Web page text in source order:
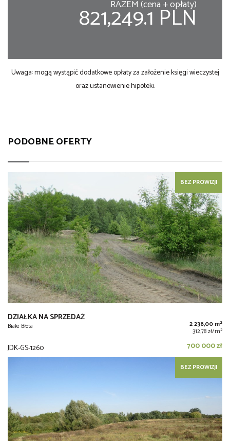
RAZEM (cena + opłaty)
821,249.1 PLN
Uwaga: mogą wystąpić dodatkowe opłaty za założenie księgi wieczystej
oraz ustanowienie hipoteki.
PODOBNE OFERTY
BEZ PROWIZJI
DZIAŁKA NA SPRZEDAŻ
Białe Błota 2 238,00 m2
312,78 zł/m2
JDK-GS-1260 700 000 zł
BEZ PROWIZJI